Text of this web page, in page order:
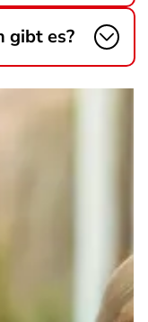
gibt es?